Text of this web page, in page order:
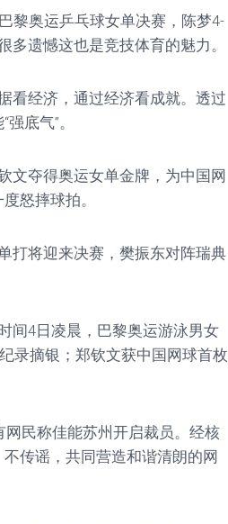
黎奥运乒乓球女单决赛，陈梦4-
遗憾这也是竞技体育的魅力。
看经济，通过经济看成就。透过
底气”。
文夺得奥运女单金牌，为中国网
怒摔球拍。
打将迎来决赛，樊振东对阵瑞典
间4日凌晨，巴黎奥运游泳男女
录摘银；郑钦文获中国网球首枚
网民称佳能苏州开启裁员。经核
传谣，共同营造和谐清朗的网